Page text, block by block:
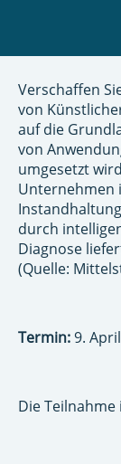
Verschaffen
von
auf die
von
umgesetzt
Unternehmen
durch
Diagnose
(Quelle:
Termin:9.
Die